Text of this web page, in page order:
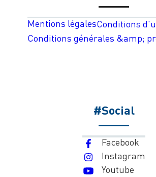
Mentions légalesConditions
Conditions générales &amp;
#Social
Facebook
Instagram
Youtube